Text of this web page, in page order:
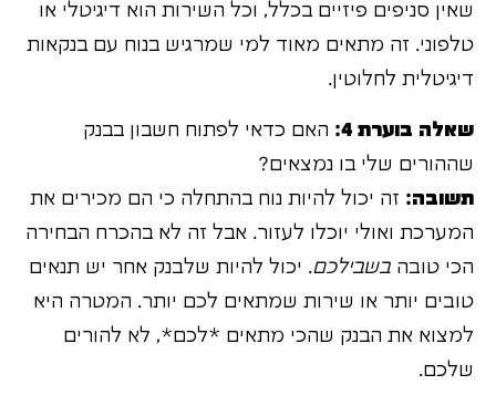
שאין סניפים פיזיים בכלל, וכל השירות הוא דיגיטלי או
טלפוני. זה מתאים מאוד למי שמרגיש בנוח עם בנקאות
דיגיטלית לחלוטין.
שאלה בוערת 4:
האם כדאי לפתוח חשבון בבנק
שההורים שלי בו נמצאים?
תשובה: זה יכול להיות נוח בהתחלה כי הם מכירים את
המערכת ואולי יוכלו לעזור. אבל זה לא בהכרח הבחירה
הכי טובה בשבילכם. יכול להיות שלבנק אחר יש תנאים
טובים יותר או שירות שמתאים לכם יותר. המטרה היא
למצוא את הבנק שהכי מתאים *לכם*, לא להורים
שלכם.